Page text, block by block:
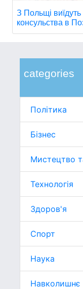
categories
Політика
Бізнес
Мистецтво
Технологія
Здоров'я
Спорт
Наука
З Польщі виїдуть
консульства в